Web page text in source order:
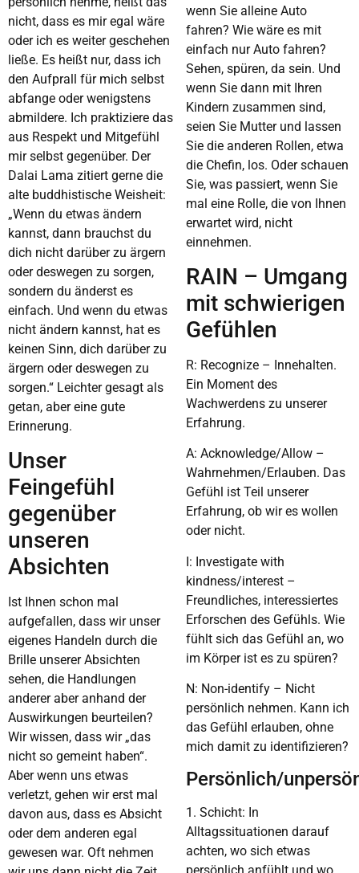
nicht, dass es mir egal wäre
oder ich es weiter geschehen
ließe. Es heißt nur, dass ich
den Aufprall für mich selbst
abfange oder wenigstens
abmildere. Ich praktiziere das
aus Respekt und Mitgefühl
mir selbst gegenüber. Der
Dalai Lama zitiert gerne die
alte buddhistische Weisheit:
„Wenn du etwas ändern
kannst, dann brauchst du
dich nicht darüber zu ärgern
oder deswegen zu sorgen,
sondern du änderst es
einfach. Und wenn du etwas
nicht ändern kannst, hat es
keinen Sinn, dich darüber zu
ärgern oder deswegen zu
sorgen.“ Leichter gesagt als
getan, aber eine gute
Erinnerung.
Unser
Feingefühl
gegenüber
unseren
Absichten
Ist Ihnen schon mal
aufgefallen, dass wir unser
eigenes Handeln durch die
Brille unserer Absichten
sehen, die Handlungen
anderer aber anhand der
Auswirkungen beurteilen?
Wir wissen, dass wir „das
nicht so gemeint haben“.
Aber wenn uns etwas
verletzt, gehen wir erst mal
davon aus, dass es Absicht
oder dem anderen egal
gewesen war. Oft nehmen
wenn Sie alleine Auto
fahren? Wie wäre es mit
einfach nur Auto fahren?
Sehen, spüren, da sein. Und
wenn Sie dann mit Ihren
Kindern zusammen sind,
seien Sie Mutter und lassen
Sie die anderen Rollen, etwa
die Chefin, los. Oder schauen
Sie, was passiert, wenn Sie
mal eine Rolle, die von Ihnen
erwartet wird, nicht
einnehmen.
RAIN – Umgang
mit schwierigen
Gefühlen
R: Recognize – Innehalten.
Ein Moment des
Wachwerdens zu unserer
Erfahrung.
A: Acknowledge/Allow –
Wahrnehmen/Erlauben. Das
Gefühl ist Teil unserer
Erfahrung, ob wir es wollen
oder nicht.
I: Investigate with
kindness/interest –
Freundliches, interessiertes
Erforschen des Gefühls. Wie
fühlt sich das Gefühl an, wo
im Körper ist es zu spüren?
N: Non-identify – Nicht
persönlich nehmen. Kann ich
das Gefühl erlauben, ohne
mich damit zu identifizieren?
Persönlich/
1. Schicht: In
Alltagssituationen darauf
achten, wo sich etwas